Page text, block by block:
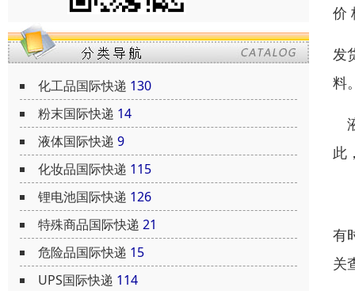
化工品国际快递 130
粉末国际快递 14
液体国际快递 9
化妆品国际快递 115
锂电池国际快递 126
特殊商品国际快递 21
危险品国际快递 15
UPS国际快递 114
价
发
料
此
有
关